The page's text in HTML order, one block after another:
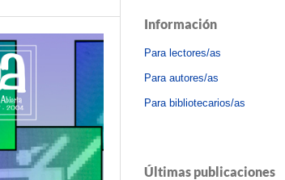
Información
Para lectores/as
Para autores/as
Para bibliotecarios/as
Últimas publicaciones